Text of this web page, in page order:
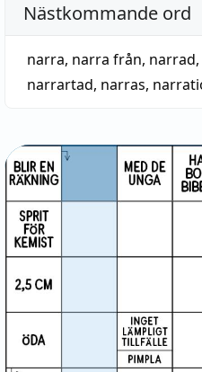
Nästkommande ord
narra, narra från, narrad,
narrartad, narras,